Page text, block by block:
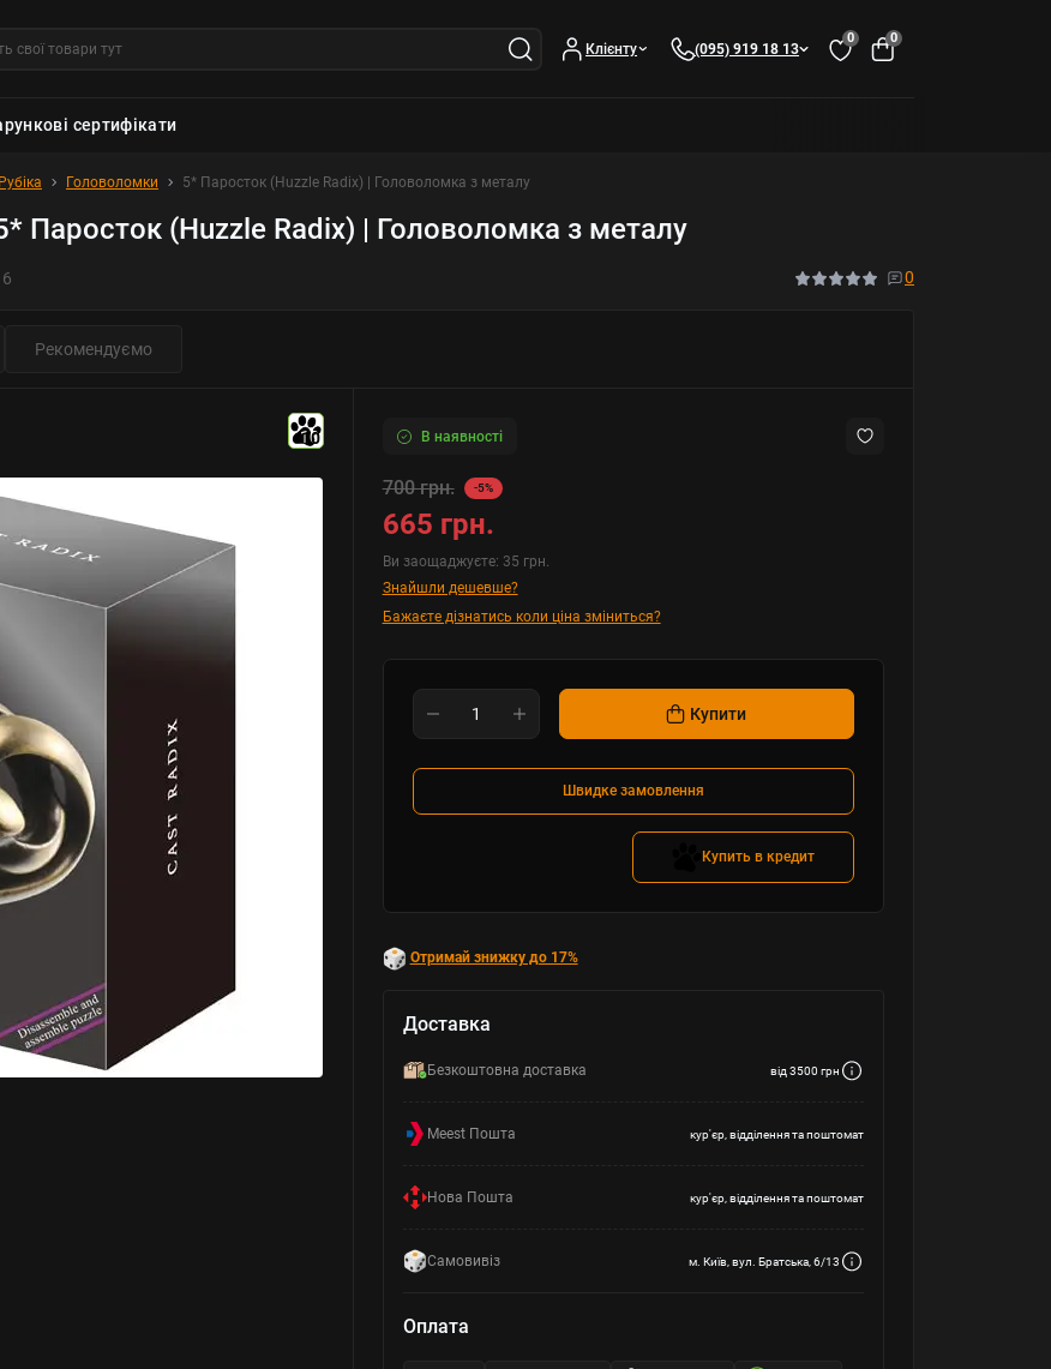
Клієнту (095) 919 18 13
0 0
сертифікати
Головоломки 5* Паросток (Huzzle Radix) | Головоломка з металу
Паросток (Huzzle Radix) | Головоломка з металу
0
Рекомендуємо
10 В наявності
700 грн. -5%
665 грн.
Ви заощаджуєте: 35 грн.
Знайшли дешевше?
Бажаєте дізнатись коли ціна зміниться?
Купити
Швидке замовлення
Купить в кредит
Отримай знижку до 17%
Доставка
Безкоштовна доставка від 3500 грн
Meest Пошта кур'єр, відділення та поштомат
Нова Пошта кур'єр, відділення та поштомат
Самовивіз м. Київ, вул. Братська, 6/13
Оплата